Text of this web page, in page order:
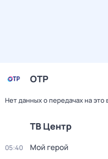
ОТР
Нет данных о передачах на это
ТВ Центр
05:40 Мой герой